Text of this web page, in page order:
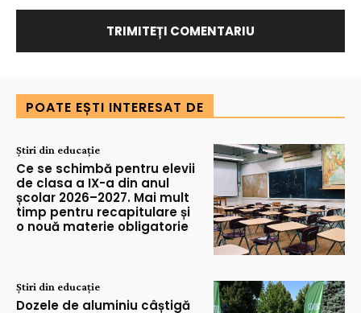
POATE EȘTI INTERESAT DE
Știri din educație
Ce se schimbă pentru elevii
de clasa a IX-a din anul
școlar 2026–2027. Mai mult
timp pentru recapitulare și
o nouă materie obligatorie
Știri din educație
Dozele de aluminiu câștigă